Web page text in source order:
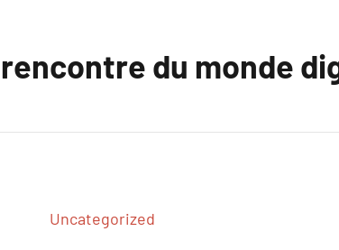
du monde
Uncategorized